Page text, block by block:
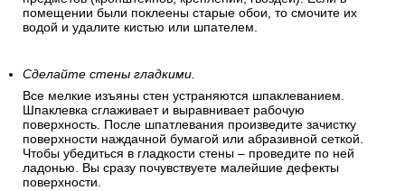
помещении были поклеены старые обои, то смочите их
водой и удалите кистью или шпателем.
Сделайте стены гладкими.
Все мелкие изъяны стен устраняются шпаклеванием.
Шпаклевка сглаживает и выравнивает рабочую
поверхность. После шпатлевания произведите зачистку
поверхности наждачной бумагой или абразивной сеткой.
Чтобы убедиться в гладкости стены – проведите по ней
ладонью. Вы сразу почувствуете малейшие дефекты
поверхности.